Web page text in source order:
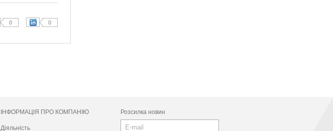
ІНФОРМАЦІЯ ПРО КОМПАНІЮ
Діяльність
Розсилка новин